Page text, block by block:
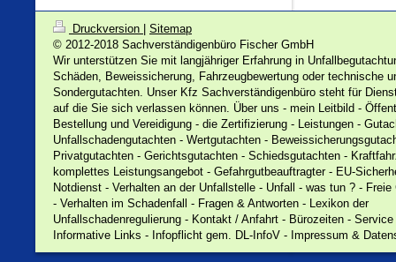
Druckversion
Sitemap
© 2012-2018 Sachverständigenbüro Fischer GmbH
Wir unterstützen Sie mit langjähriger Erfahrung in
Schäden, Beweissicherung, Fahrzeugbewertung oder technische
Sondergutachten. Unser Kfz Sachverständigenbüro steht für
auf die Sie sich verlassen können. Über uns - mein Leitbild -
Bestellung und Vereidigung - die Zertifizierung - Leistungen -
Unfallschadengutachten - Wertgutachten -
Privatgutachten - Gerichtsgutachten - Schiedsgutachten -
komplettes Leistungsangebot - Gefahrgutbeauftragter - EU-
Notdienst - Verhalten an der Unfallstelle - Unfall - was tun ? - Freie
- Verhalten im Schadenfall - Fragen & Antworten - Lexikon der
Unfallschadenregulierung - Kontakt / Anfahrt - Bürozeiten -
Informative Links - Infopflicht gem. DL-InfoV - Impressum &